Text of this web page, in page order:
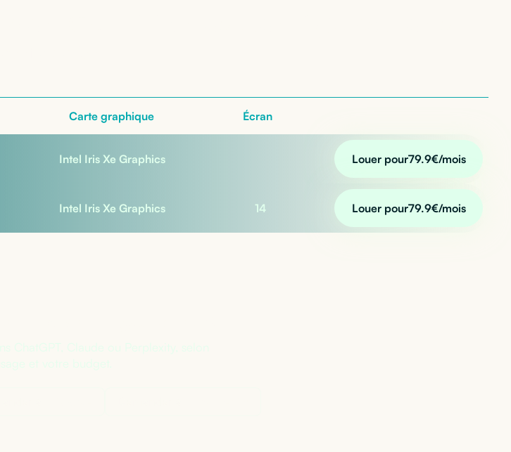
Carte graphique Écran
Intel Iris Xe Graphics Louer pour79.9€/mois
Intel Iris Xe Graphics 14 Louer pour79.9€/mois